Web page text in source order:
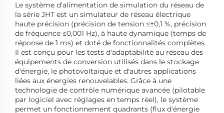
Le système d'alimentation de simulation du réseau de
la série JHT est un simulateur de réseau électrique
haute précision (précision de tension ≤±0,1 %, précision
de fréquence ≤0,001 Hz), à haute dynamique (temps de
réponse de 1 ms) et doté de fonctionnalités complètes.
Il est conçu pour les tests d'adaptabilité au réseau des
équipements de conversion utilisés dans le stockage
d'énergie, le photovoltaïque et d'autres applications
liées aux énergies renouvelables. Grâce à une
technologie de contrôle numérique avancée (pilotable
par logiciel avec réglages en temps réel), le système
permet un fonctionnement quadrants (flux d'énergie